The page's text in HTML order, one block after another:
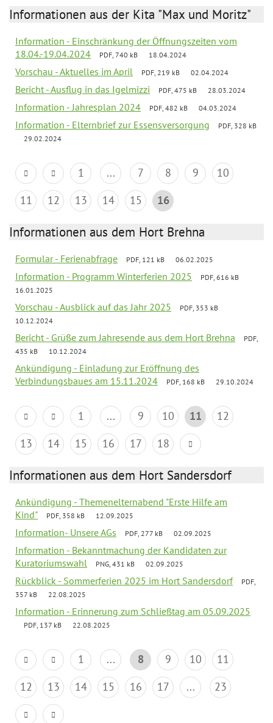
Informationen aus der Kita "Max und Moritz"
Information - Einschränkung der Öffnungszeiten vom
18.04.-19.04.2024
PDF, 740 kB 18.04.2024
Vorschau - Aktuelles im April PDF, 219 kB 02.04.2024
Bericht - Ausflug in das Igelmizzi PDF, 475 kB 28.03.2024
Information - Jahresplan 2024 PDF, 482 kB 04.03.2024
Information - Elternbrief zur Essensversorgung
PDF, 328 kB
29.02.2024
1 ... 7 8 9
10
11
12 13 14 15 16
Informationen aus dem Hort Brehna
Formular - Ferienabfrage PDF, 121 kB 06.02.2025
Information - Programm Winterferien 2025
PDF, 616 kB
16.01.2025
Vorschau - Ausblick auf das Jahr 2025
PDF, 353 kB
10.12.2024
Bericht - Grüße zum Jahresende aus dem Hort Brehna
PDF,
435 kB
10.12.2024
Ankündigung - Einladung zur Eröffnung des
Verbindungsbaues am 15.11.2024
PDF, 168 kB 29.10.2024
1 ... 9 10 11
12
13
14 15 16 17 18
Informationen aus dem Hort Sandersdorf
Ankündigung - Themenelternabend "Erste Hilfe am
Kind"
PDF, 358 kB 12.09.2025
Information- Unsere AGs PDF, 277 kB 02.09.2025
Information - Bekanntmachung der Kandidaten zur
Kuratoriumswahl
PNG, 431 kB 02.09.2025
Rückblick - Sommerferien 2025 im Hort Sandersdorf
PDF,
357 kB
22.08.2025
Information - Erinnerung zum Schließtag am 05.09.2025
PDF, 137 kB 22.08.2025
1 ... 8 9 10
11
12
13 14 15 16 17 ... 23